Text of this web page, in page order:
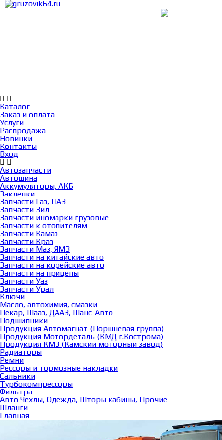
Каталог
Заказ и оплата
Услуги
Распродажа
Новинки
Контакты
Вход
Автозапчасти
Автошина
Аккумуляторы, АКБ
Заклепки
Запчасти Газ, ПАЗ
Запчасти Зил
Запчасти иномарки грузовые
Запчасти к отопителям
Запчасти Камаз
Запчасти Краз
Запчасти Маз, ЯМЗ
Запчасти на китайские авто
Запчасти на корейские авто
Запчасти на прицепы
Запчасти Уаз
Запчасти Урал
Ключи
Масло, автохимия, смазки
Пекар, Шааз, ДААЗ, Шанс-Авто
Подшипники
Продукция Автомагнат (Поршневая группа)
Продукция Мотордеталь (КМД г.Кострома)
Продукция КМЗ (Камский моторный завод)
Радиаторы
Ремни
Рессоры и тормозные накладки
Сальники
Турбокомпрессоры
Фильтра
Авто Чехлы, Одежда, Шторы кабины, Прочие
Шланги
Главная